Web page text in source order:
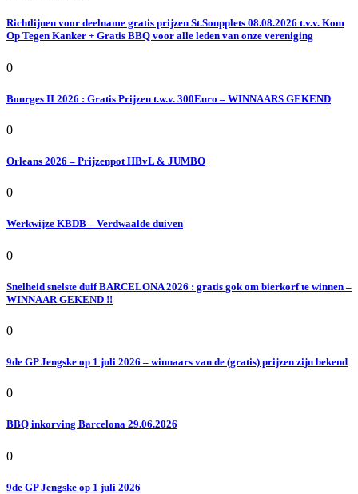
Richtlijnen voor deelname gratis prijzen St.Soupplets 08.08.2026 t.v.v. Kom
Op Tegen Kanker + Gratis BBQ voor alle leden van onze vereniging
0
Bourges II 2026 : Gratis Prijzen t.w.v. 300Euro – WINNAARS GEKEND
0
Orleans 2026 – Prijzenpot HBvL & JUMBO
0
Werkwijze KBDB – Verdwaalde duiven
0
Snelheid snelste duif BARCELONA 2026 : gratis gok om bierkorf te winnen –
WINNAAR GEKEND !!
0
9de GP Jengske op 1 juli 2026 – winnaars van de (gratis) prijzen zijn bekend
0
BBQ inkorving Barcelona 29.06.2026
0
9de GP Jengske op 1 juli 2026